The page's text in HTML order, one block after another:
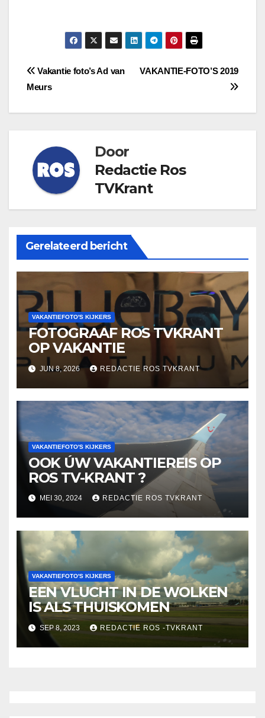
Bericht
VAKANTIE-FOTO’S 2019
Vakantie foto’s Ad van
Meurs
Door
Redactie Ros
TVKrant
Gerelateerd bericht
VAKANTIEFOTO'S KIJKERS
FOTOGRAAF ROS TVKRANT
OP VAKANTIE
JUN 8, 2026 REDACTIE ROS TVKRANT
VAKANTIEFOTO'S KIJKERS
OOK ÚW VAKANTIEREIS OP
ROS TV-KRANT ?
MEI 30, 2024 REDACTIE ROS TVKRANT
VAKANTIEFOTO'S KIJKERS
EEN VLUCHT IN DE WOLKEN
IS ALS THUISKOMEN
SEP 8, 2023 REDACTIE ROS -TVKRANT